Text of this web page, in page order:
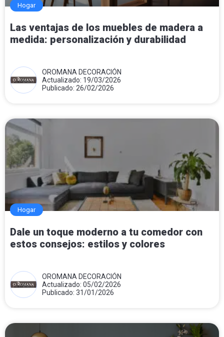
Hogar
Las ventajas de los muebles de madera a
medida: personalización y durabilidad
OROMANA DECORACIÓN
Actualizado: 19/03/2026
Publicado: 26/02/2026
Hogar
Dale un toque moderno a tu comedor con
estos consejos: estilos y colores
OROMANA DECORACIÓN
Actualizado: 05/02/2026
Publicado: 31/01/2026